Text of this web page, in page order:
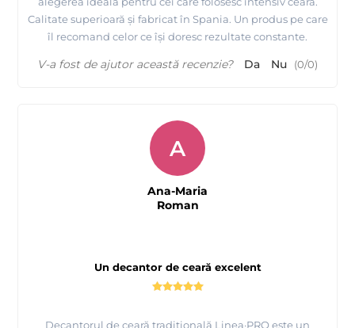
Calitate superioară și fabricat în Spania. Un produs pe care
îl recomand celor ce își doresc rezultate constante.
V-a fost de ajutor această recenzie? Da Nu (0/0)
Un decantor de ceară excelent
Decantorul de ceară tradițională Linea·PRO este un
A
Ana-Maria
Roman